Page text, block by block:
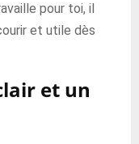
pour toi, il
et utile dès
et un